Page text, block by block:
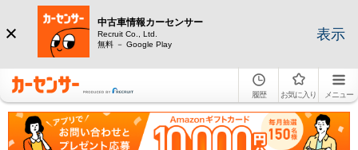
中古車情報カーセンサー
Recruit Co., Ltd.
無料 － Google Play
表示
履歴 お気に入り メニュー